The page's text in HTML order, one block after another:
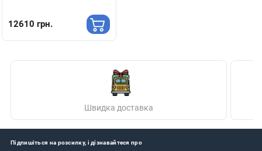
12610 грн.
Швидка доставка
Підпишіться на розсилку, і дізнавайтеся про